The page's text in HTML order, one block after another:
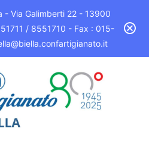
- Via Galimberti 22 - 13900
/ 8551710 - Fax : 015-